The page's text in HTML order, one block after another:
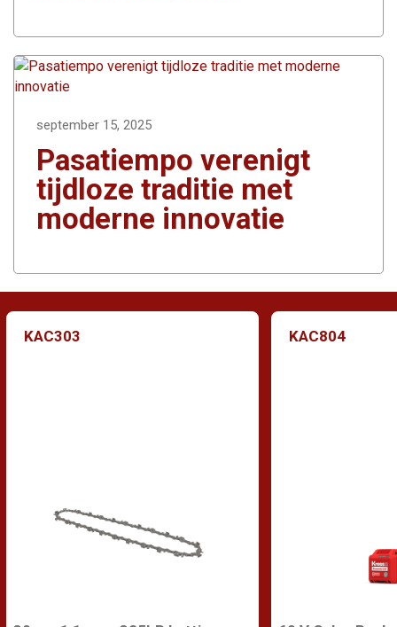
september 15, 2025
Pasatiempo verenigt
tijdloze traditie met
moderne innovatie
KAC303 KAC804